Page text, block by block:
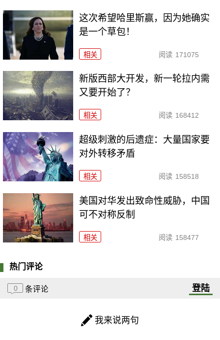
这次希望哈里斯赢，因为她确实
是一个草包！
相关 阅读 171075
新版西部大开发，新一轮拉内需
又要开始了？
相关 阅读 168412
超级刺激的后遗症：大量国家要
对外转移矛盾
相关 阅读 158518
美国对华发出致命性威胁，中国
可不对称反制
相关 阅读 158477
热门评论
0 条评论 登陆
我来说两句